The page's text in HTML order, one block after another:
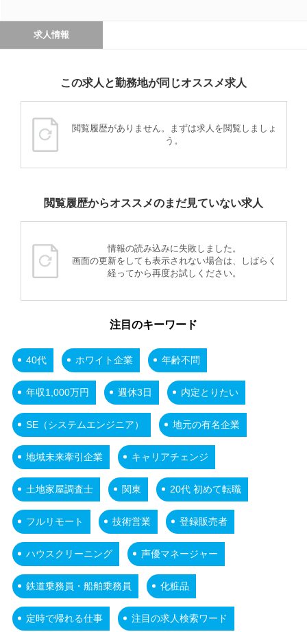
求人情報
この求人と勤務地が同じオススメ求人
閲覧履歴がありません。まずは求人を閲覧しましょ
う。
閲覧履歴からオススメのまだ見ていない求人
情報の読み込みに失敗しました。
画面の更新をしても表示されない場合は、しばらく
経ってから再度お試しください。
注目のキーワード
40代 ホワイト企業 年齢不問
年収1,000万円 週休3日 内定とりたい
SE（システムエンジニア） 地元の有名企業
地域未来牽引企業 キャリアチェンジ
土地家屋調査士 関東 20代 初めて転職
フルリモート 技術営業 登録販売者
ハウスクリーニング 声優マネージャー
鉄道乗務員・船舶乗務員 化粧品
定時で帰れる仕事 注目の求人検索ワード